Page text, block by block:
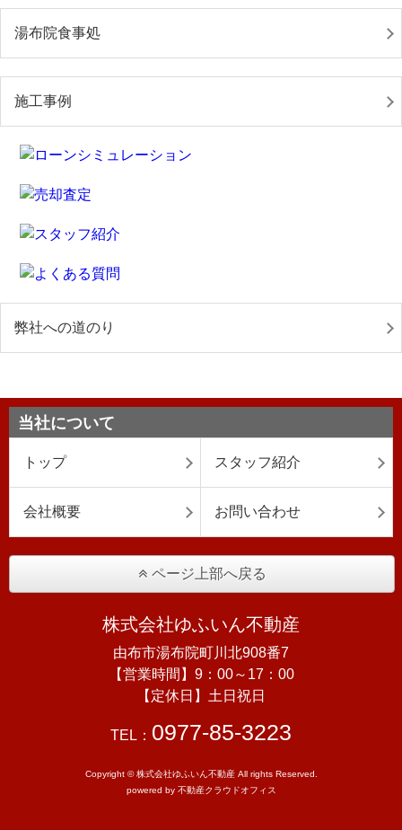
湯布院食事処
施工事例
弊社への道のり
当社について
トップ スタッフ紹介
会社概要 お問い合わせ
ページ上部へ戻る
株式会社ゆふいん不動産
由布市湯布院町川北908番7
【営業時間】9：00～17：00
【定休日】土日祝日
TEL： 0977-85-3223
Copyright © 株式会社ゆふいん不動産 All rights Reserved.
powered by 不動産クラウドオフィス